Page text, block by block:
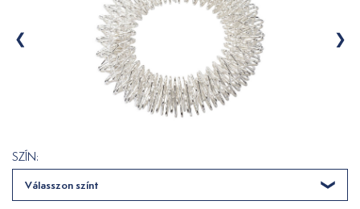
SZÍN:
Válasszon színt